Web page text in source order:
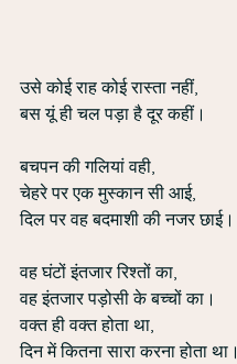
उसे कोई राह कोई रास्ता नहीं,
बस यूं ही चल पड़ा है दूर कहीं।
बचपन की गलियां वही,
चेहरे पर एक मुस्कान सी आई,
दिल पर वह बदमाशी की नजर छाई।
वह घंटों इंतजार रिश्तों का,
वह इंतजार पड़ोसी के बच्चों का।
वक्त ही वक्त होता था,
दिन में कितना सारा करना होता था।